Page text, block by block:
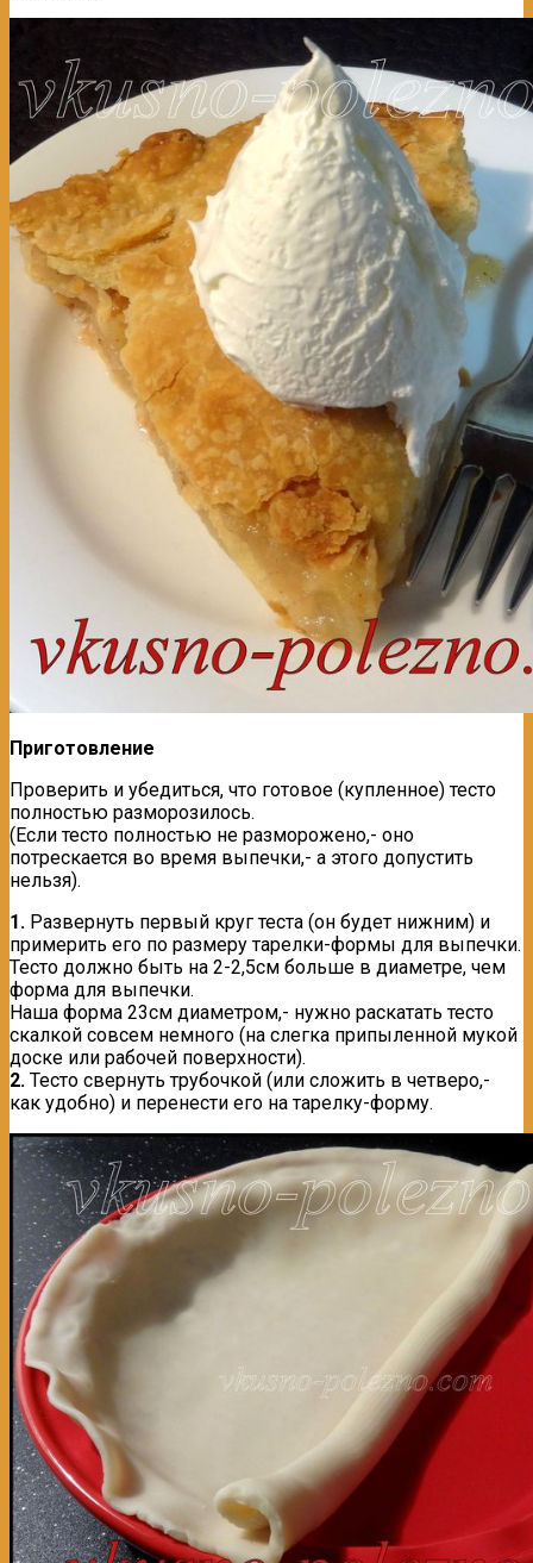
Приготовление
Проверить и убедиться, что готовое (купленное) тесто
полностью разморозилось.
(Если тесто полностью не разморожено,- оно
потрескается во время выпечки,- а этого допустить
нельзя).
1. Развернуть первый круг теста (он будет нижним) и
примерить его по размеру тарелки-формы для выпечки.
Тесто должно быть на 2-2,5см больше в диаметре, чем
форма для выпечки.
Наша форма 23см диаметром,- нужно раскатать тесто
скалкой совсем немного (на слегка припыленной мукой
доске или рабочей поверхности).
2. Тесто свернуть трубочкой (или сложить в четверо,-
как удобно) и перенести его на тарелку-форму.